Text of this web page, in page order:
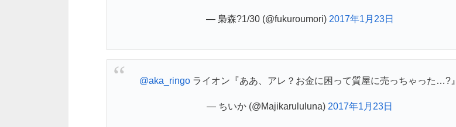
— 梟森?1/30 (@fukuroumori) 2017年1月23日
@aka_ringo ライオン『ああ、アレ？お金に困って質屋に売っちゃった…?』
— ちいか (@Majikarululuna) 2017年1月23日